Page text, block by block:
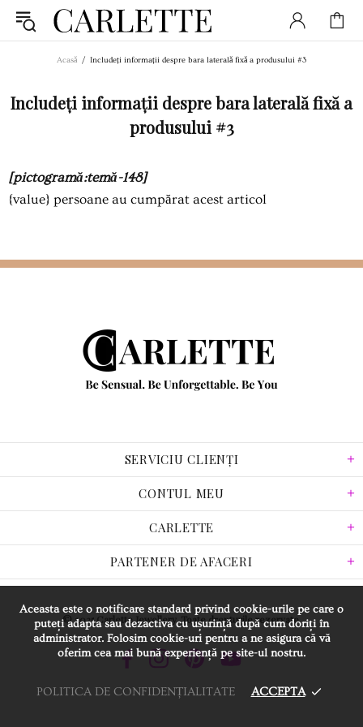
Acasă Includeți informații despre bara laterală fixă ​​a produsului #3
Includeți informații despre bara laterală fixă ​​a
produsului #3
[pictogramă:temă-148]
{value} persoane au cumpărat acest articol
SERVICIU CLIENȚI
CONTUL MEU
CARLETTE
PARTENER DE AFACERI
© 2025 Carlette Jewellery. Toate drepturile rezervate.
Aceasta este o notificare standard privind cookie-urile pe care o
puteți adapta sau dezactiva cu ușurință după cum doriți în
administrator. Folosim cookie-uri pentru a ne asigura că vă
oferim cea mai bună experiență pe site-ul nostru.
POLITICA DE CONFIDENȚIALITATE ACCEPTA